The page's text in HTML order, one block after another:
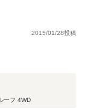
ごしください。
2015/01/28投稿
ーフ 4WD